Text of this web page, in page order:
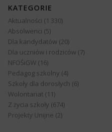
KATEGORIE
Aktualności (1 330)
Absolwenci (5)
Dla kandydatów (20)
Dla uczniów i rodziców (7)
NFOŚiGW (16)
Pedagog szkolny (4)
Szkoły dla dorosłych (6)
Wolontariat (11)
Z życia szkoły (674)
Projekty Unijne (2)